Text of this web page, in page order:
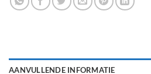
AANVULLENDE INFORMATIE